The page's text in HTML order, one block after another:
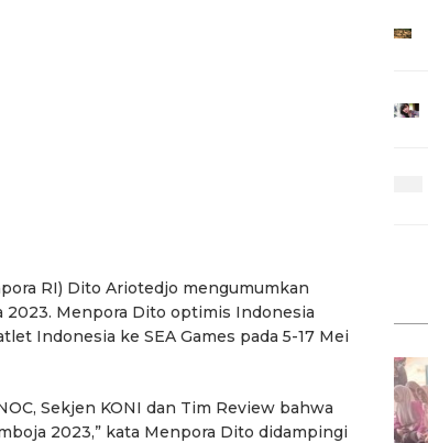
RI) Dito Ariotedjo mengumumkan
2023. Menpora Dito optimis Indonesia
Indonesia ke SEA Games pada 5-17 Mei
Sekjen KONI dan Tim Review bahwa
2023,” kata Menpora Dito didampingi